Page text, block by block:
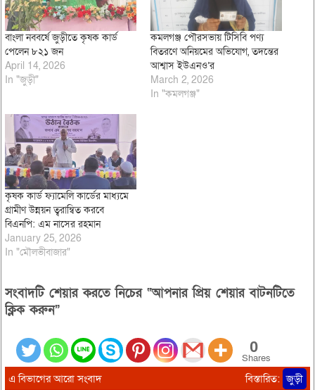
বাংলা নববর্ষে জুড়ীতে কৃষক কার্ড
পেলেন ৮২১ জন
April 14, 2026
In "জুড়ী"
কমলগঞ্জ পৌরসভায় টিসিবি পণ্য
বিতরণে অনিয়মের অভিযোগ, তদন্তের
আশ্বাস ইউএনও’র
March 2, 2026
In "কমলগঞ্জ"
কৃষক কার্ড ফ্যামেলি কার্ডের মাধ্যমে
গ্রামীণ উন্নয়ন ত্বরান্বিত করবে
বিএনপি: এম নাসের রহমান
January 25, 2026
In "মৌলভীবাজার"
সংবাদটি শেয়ার করতে নিচের “আপনার প্রিয় শেয়ার বাটনটিতে
ক্লিক করুন”
0
Shares
এ বিভাগের আরো সংবাদ বিস্তারিত: জুড়ী